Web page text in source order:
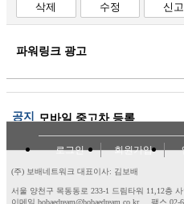
삭제 수정 신고
파워링크 광고
공지 모바일 중고차 등록
로그인 회원가입
(주) 보배네트워크 대표이사: 김보배
서울 양천구 목동동로 233-1 드림타워 11,12층
이메일 bobaedream@bobaedream.co.kr
팩스 02-